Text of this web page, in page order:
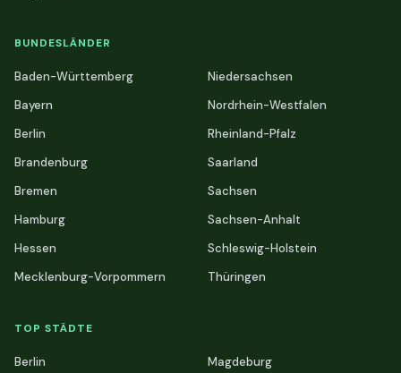
BUNDESLÄNDER
Baden-Württemberg
Bayern
Berlin
Brandenburg
Bremen
Hamburg
Hessen
Mecklenburg-Vorpommern
Niedersachsen
Nordrhein-Westfalen
Rheinland-Pfalz
Saarland
Sachsen
Sachsen-Anhalt
Schleswig-Holstein
Thüringen
TOP STÄDTE
Berlin
Magdeburg